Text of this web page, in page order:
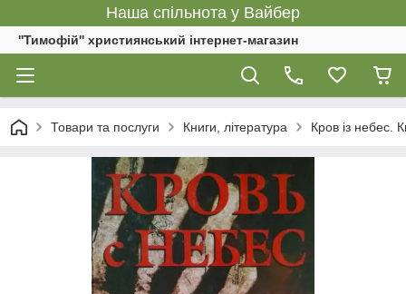
Наша спільнота у Вайбер
''Тимофій'' християнський інтернет-магазин
Товари та послуги Книги, література Кров із небес.